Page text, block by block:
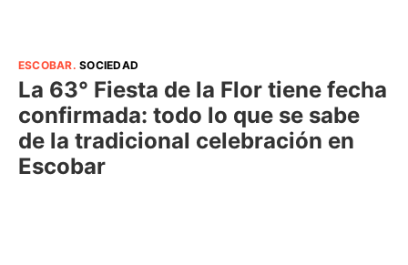
ESCOBAR.SOCIEDAD
La 63° Fiesta de la Flor tiene fecha
confirmada: todo lo que se sabe
de la tradicional celebración en
Escobar